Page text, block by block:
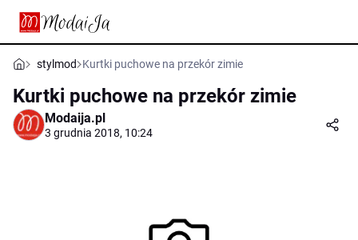
stylmod Kurtki puchowe na przekór zimie
Kurtki puchowe na przekór zimie
Modaija.pl
3 grudnia 2018, 10:24